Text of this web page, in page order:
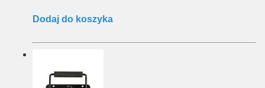
Dodaj do koszyka